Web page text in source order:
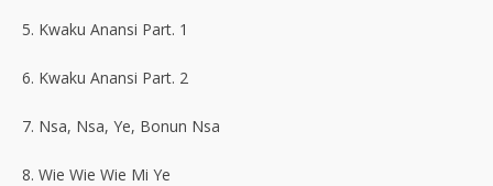
5. Kwaku Anansi Part. 1
6. Kwaku Anansi Part. 2
7. Nsa, Nsa, Ye, Bonun Nsa
8. Wie Wie Wie Mi Ye